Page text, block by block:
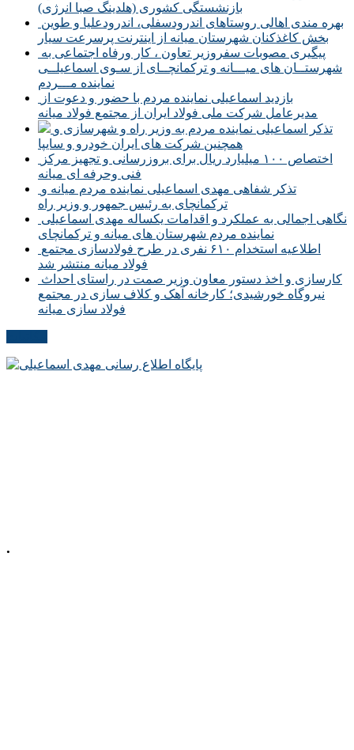
بازنشستگی کشوری (هلدینگ صبا انرژی)
بخش کاغذکنان شهرستان میانه از اینترنت پرسرعت سیار
شهرستــان های میـــانه و ترکمانچــای از سـوی اسماعیلــی
نماینده مـــردم
مدیرعامل شرکت ملی فولاد ایران از مجتمع فولاد میانه
همچنین شرکت های ایران خودرو و سایپا
فنی وحرفه ای میانه
ترکمانچای به رئیس جمهور و وزیر راه
نماینده مردم شهرستان های میانه و ترکمانچای
فولاد میانه منتشر شد
نیروگاه خورشیدی؛ کارخانه آهک و کلاف سازی در مجتمع
فولاد سازی میانه
.